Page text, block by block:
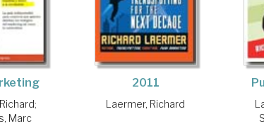
;
Marc
2011
Laermer, Richard